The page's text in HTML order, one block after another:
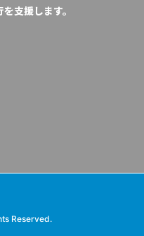
支援します。
Reserved.